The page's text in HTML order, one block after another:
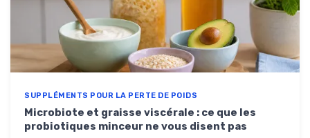
SUPPLÉMENTS POUR LA PERTE DE POIDS
Microbiote et graisse viscérale : ce que les
probiotiques minceur ne vous disent pas